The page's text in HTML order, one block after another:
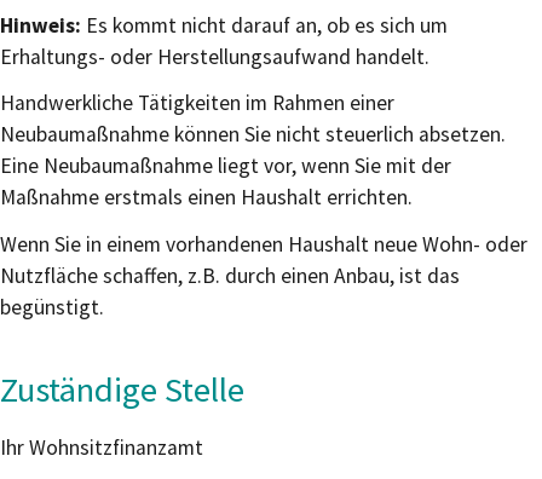
Hinweis: Es kommt nicht darauf an, ob es sich um
Erhaltungs- oder Herstellungsaufwand handelt.
Handwerkliche Tätigkeiten im Rahmen einer
Neubaumaßnahme können Sie nicht steuerlich absetzen.
Eine Neubaumaßnahme liegt vor, wenn Sie mit der
Maßnahme erstmals einen Haushalt errichten.
Wenn Sie in einem vorhandenen Haushalt neueWohn- oder
Nutzflächeschaffen, z.B. durch einen Anbau, ist das
begünstigt.
Zuständige Stelle
Ihr Wohnsitzfinanzamt